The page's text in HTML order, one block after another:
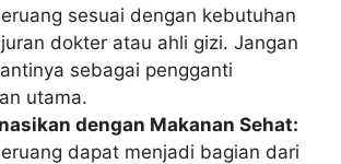
sesuai dengan kebutuhan
dokter atau ahli gizi. Jangan
sebagai pengganti
utama.
dengan Makanan Sehat:
dapat menjadi bagian dari